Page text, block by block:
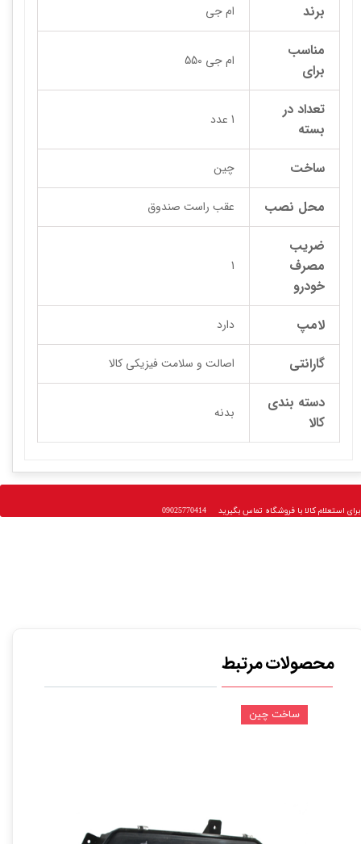
برند ام جی
مناسب
برای
ام جی 550
تعداد در
بسته
1 عدد
ساخت چین
محل نصب عقب راست صندوق
ضریب
مصرف
خودرو
1
لامپ دارد
گارانتی اصالت و سلامت فیزیکی کالا
دسته بندی
کالا
بدنه
استعلام کالا با فروشگاه تماس بگیرید 09025770414
محصولات مرتبط
ساخت چین